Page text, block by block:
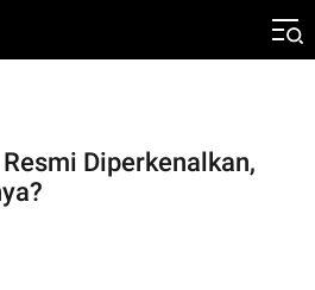
Diperkenalkan,